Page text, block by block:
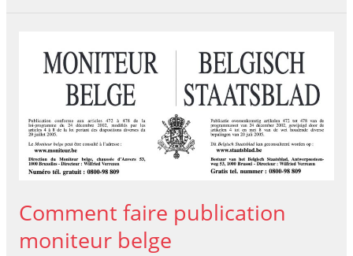
générales
actionnaires
Comment faire publication
moniteur belge